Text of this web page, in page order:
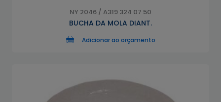
NY 2046 / A319 324 07 50
BUCHA DA MOLA DIANT.
Adicionar ao orçamento